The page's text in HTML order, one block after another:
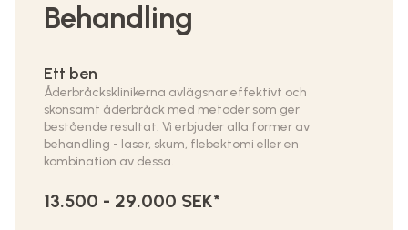
Behandling
Ett ben
Åderbråcksklinikerna avlägsnar effektivt och
skonsamt åderbråck med metoder som ger
bestående resultat. Vi erbjuder alla former av
behandling - laser, skum, flebektomi eller en
kombination av dessa.
13.500 - 29.000 SEK*